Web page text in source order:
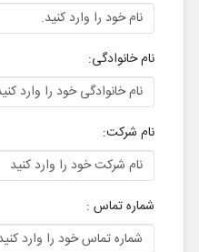
نام خانوادگی:
نام شرکت:
شماره تماس :